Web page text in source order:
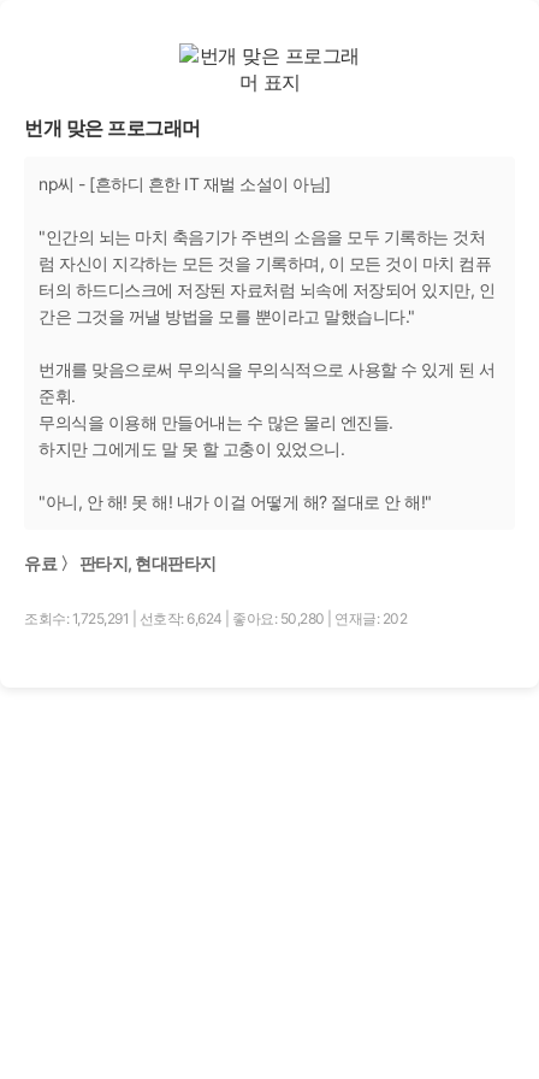
번개 맞은 프로그래머
np씨 - [흔하디 흔한 IT 재벌 소설이 아님]
"인간의 뇌는 마치 축음기가 주변의 소음을 모두 기록하는 것처
럼 자신이 지각하는 모든 것을 기록하며, 이 모든 것이 마치 컴퓨
터의 하드디스크에 저장된 자료처럼 뇌속에 저장되어 있지만, 인
간은 그것을 꺼낼 방법을 모를 뿐이라고 말했습니다."
번개를 맞음으로써 무의식을 무의식적으로 사용할 수 있게 된 서
준휘.
무의식을 이용해 만들어내는 수 많은 물리 엔진들.
하지만 그에게도 말 못 할 고충이 있었으니.
"아니, 안 해! 못 해! 내가 이걸 어떻게 해? 절대로 안 해!"
유료 〉 판타지, 현대판타지
조회수: 1,725,291 선호작: 6,624 좋아요: 50,280 연재글: 202